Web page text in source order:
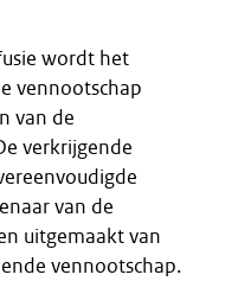
wordt het
vennootschap
van de
verkrijgende
van de
uitgemaakt van
vennootschap.